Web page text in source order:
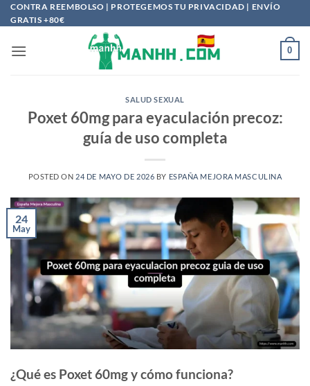
Saltar
al
CONTRA REEMBOLSO | PROTEGEMOS TU PRIVACIDAD | ENVÍO
GRATIS +80€
0
SALUD SEXUAL
Poxet 60mg para eyaculación precoz:
guía de uso completa
POSTED ON 24 DE MAYO DE 2026 BY ESPAÑA MEJORA MASCULINA
24
May
¿Qué es Poxet 60mg y cómo funciona?